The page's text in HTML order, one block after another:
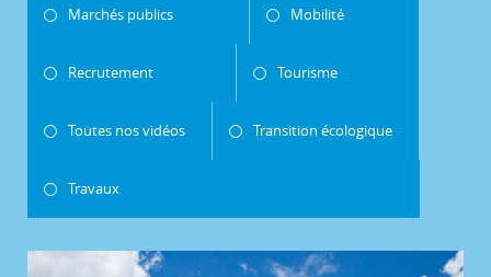
Marchés publics Mobilité
Recrutement Tourisme
Toutes nos vidéos Transition écologique
Travaux